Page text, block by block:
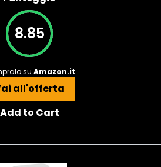
8.85
su Amazon.it
all'offerta
Add to Cart